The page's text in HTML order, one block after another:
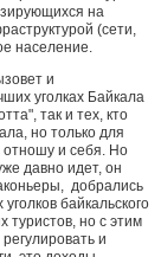
на
(сети,
население.
и
уголках Байкала
так и тех, кто
но только для
отношу и себя. Но
давно идет, он
добрались
байкальского
туристов, но с этим
и